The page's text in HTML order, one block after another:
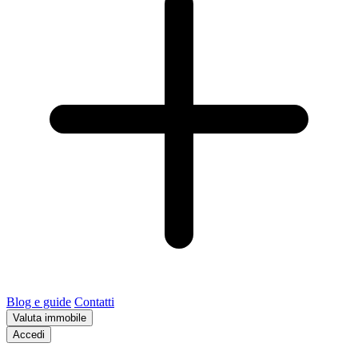
Blog e guide Contatti
Valuta immobile
Accedi